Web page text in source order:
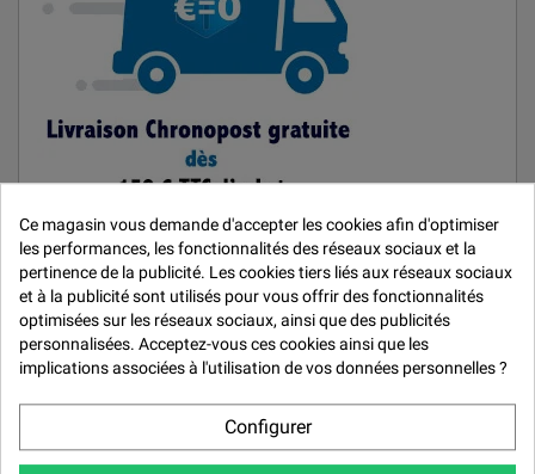
MARQUES
Car Repair System
Mirka
Ce magasin vous demande d'accepter les cookies afin d'optimiser
les performances, les fonctionnalités des réseaux sociaux et la
pertinence de la publicité. Les cookies tiers liés aux réseaux sociaux
et à la publicité sont utilisés pour vous offrir des fonctionnalités
optimisées sur les réseaux sociaux, ainsi que des publicités
personnalisées. Acceptez-vous ces cookies ainsi que les
implications associées à l'utilisation de vos données personnelles ?
Configurer